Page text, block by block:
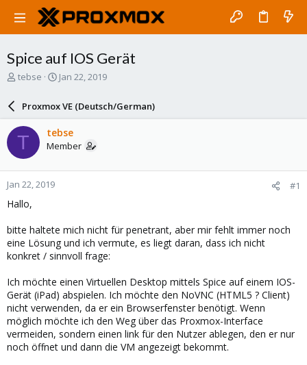
Spice auf IOS Gerät
T
a
d
t
a
r
t
e
r
tebse
S
a
r
d
a
e
Jan 22, 2019
Proxmox VE (Deutsch/German)
T tebse
Member
Jan 22, 2019 #1
Hallo,
bitte haltete mich nicht für penetrant, aber mir fehlt immer noch
eine Lösung und ich vermute, es liegt daran, dass ich nicht
konkret / sinnvoll frage:
Ich möchte einen Virtuellen Desktop mittels Spice auf einem IOS-
Gerät (iPad) abspielen. Ich möchte den NoVNC (HTML5 ? Client)
nicht verwenden, da er ein Browserfenster benötigt. Wenn
möglich möchte ich den Weg über das Proxmox-Interface
vermeiden, sondern einen link für den Nutzer ablegen, den er nur
noch öffnet und dann die VM angezeigt bekommt.